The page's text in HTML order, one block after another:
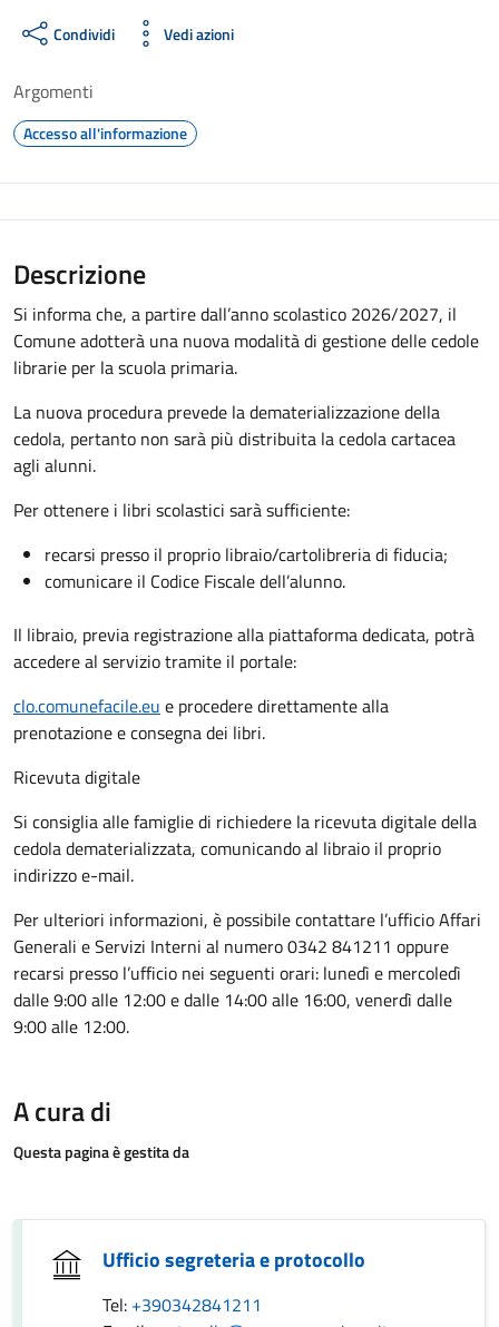
Condividi Vedi azioni
Argomenti
Accesso all'informazione
Descrizione
Si informa che, a partire dall’anno scolastico 2026/2027, il
Comune adotterà una nuova modalità di gestione delle cedole
librarie per la scuola primaria.
La nuova procedura prevede la dematerializzazione della
cedola, pertanto non sarà più distribuita la cedola cartacea
agli alunni.
Per ottenere i libri scolastici sarà sufficiente:
recarsi presso il proprio libraio/cartolibreria di fiducia;
comunicare il Codice Fiscale dell’alunno.
Il libraio, previa registrazione alla piattaforma dedicata, potrà
accedere al servizio tramite il portale:
clo.comunefacile.eu e procedere direttamente alla
prenotazione e consegna dei libri.
Ricevuta digitale
Si consiglia alle famiglie di richiedere la ricevuta digitale della
cedola dematerializzata, comunicando al libraio il proprio
indirizzo e-mail.
Per ulteriori informazioni, è possibile contattare l’ufficio Affari
Generali e Servizi Interni al numero 0342 841211 oppure
recarsi presso l’ufficio nei seguenti orari: lunedì e mercoledì
dalle 9:00 alle 12:00 e dalle 14:00 alle 16:00, venerdì dalle
9:00 alle 12:00.
A cura di
Questa pagina è gestita da
Ufficio segreteria e protocollo
Tel: +390342841211